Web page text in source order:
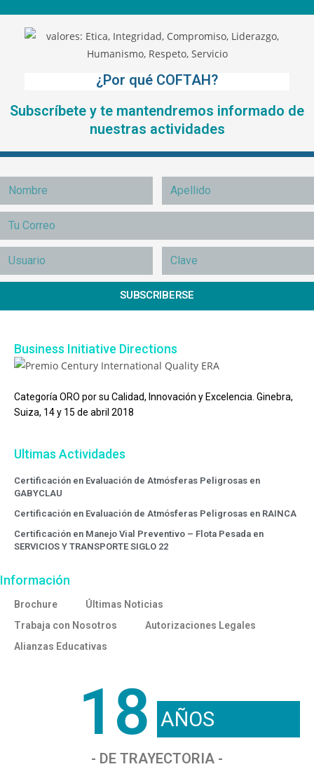
¿Por qué COFTAH?
Subscríbete y te mantendremos informado de
nuestras actividades
SUBSCRIBERSE
Business Initiative Directions
Categoría ORO por su Calidad, Innovación y Excelencia. Ginebra,
Suiza, 14 y 15 de abril 2018
Ultimas Actividades
Certificación en Evaluación de Atmósferas Peligrosas en
GABYCLAU
Certificación en Evaluación de Atmósferas Peligrosas en RAINCA
Certificación en Manejo Vial Preventivo – Flota Pesada en
SERVICIOS Y TRANSPORTE SIGLO 22
Información
Brochure
Últimas Noticias
Trabaja con Nosotros
Autorizaciones Legales
Alianzas Educativas
18 AÑOS
- DE TRAYECTORIA -